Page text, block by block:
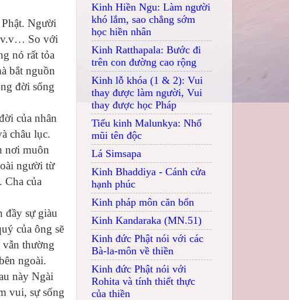
Người
v.v… So với
nó rất tỏa
bắt nguồn
đời sống
của nhân
châu lục.
nơi muôn
người từ
Cha của
đầy sự giàu
của ông sẽ
thường
ngoài.
này Ngài
vui, sự sống
Kinh Hiền Ngu: Làm người
khó lắm, sao chẳng sớm
học hiền nhân
Kinh Ratthapala: Bước đi
trên con đường cao rộng
Kinh lỗ khóa (1 & 2): Vui
thay được làm người, Vui
thay được học Pháp
Tiểu kinh Malunkya: Nhổ
mũi tên độc
Lá Simsapa
Kinh Bhaddiya - Cánh cửa
hạnh phúc
Kinh pháp môn căn bổn
Kinh Kandaraka (MN.51)
Kinh đức Phật nói với các
Bà-la-môn về thiền
Kinh đức Phật nói với
Rohita và tính thiết thực
của thiền